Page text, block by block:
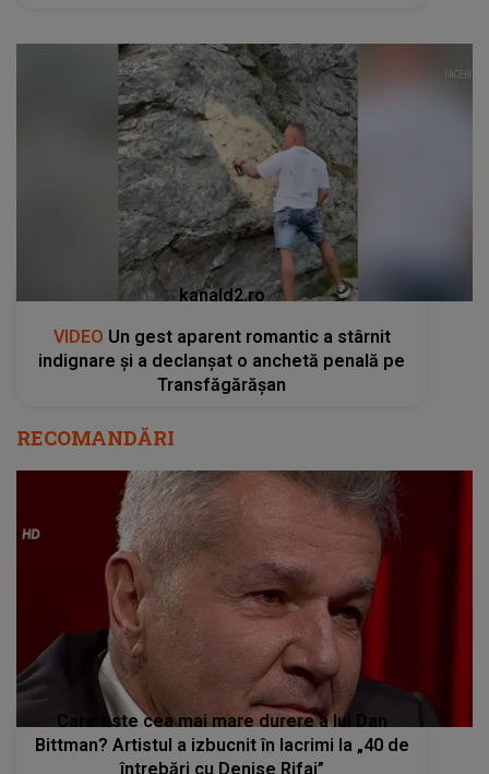
kanald2.ro
VIDEO Un gest aparent romantic a stârnit
indignare și a declanșat o anchetă penală pe
Transfăgărășan
RECOMANDĂRI
Care este cea mai mare durere a lui Dan
Bittman? Artistul a izbucnit în lacrimi la „40 de
întrebări cu Denise Rifai”